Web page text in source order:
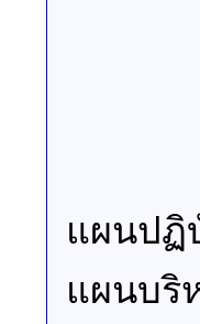
แผนปฏิ
แผนบริ